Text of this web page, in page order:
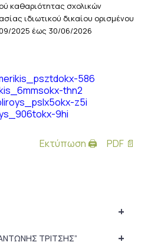
καθαριότητας σχολικών
ιδιωτικού δικαίου ορισμένου
2025 έως 30/06/2026
586
thn2
z5i
9hi
Εκτύπωση 🖨 PDF 📄
+
+
ΤΡΙΤΣΗΣ”